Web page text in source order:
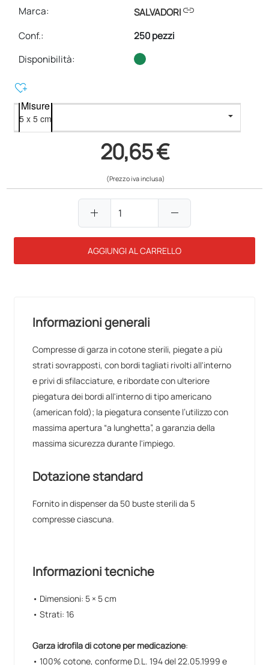
Marca:
SALVADORIlink
Conf.:
250 pezzi
Disponibilità:
heart_plus
Misure
20,65 €
(Prezzo iva inclusa)
add remove
AGGIUNGI AL CARRELLO
Informazioni generali
Compresse di garza in cotone sterili, piegate a più
strati sovrapposti, con bordi tagliati rivolti all'interno
e privi di sfilacciature, e ribordate con ulteriore
piegatura dei bordi all'interno di tipo americano
(american fold); la piegatura consente l’utilizzo con
massima apertura “a lunghetta”, a garanzia della
massima sicurezza durante l'impiego.
Dotazione standard
Fornito in dispenser da 50 buste sterili da 5
compresse ciascuna.
Informazioni tecniche
• Dimensioni: 5 × 5 cm
• Strati: 16
Garza idrofila di cotone per medicazione:
• 100% cotone, conforme D.L. 194 del 22.05.1999 e